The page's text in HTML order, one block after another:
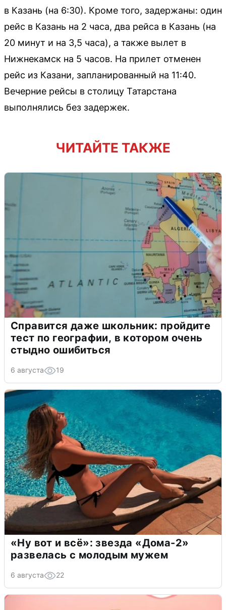
в Казань (на 6:30). Кроме того, задержаны: один
рейс в Казань на 2 часа, два рейса в Казань (на
20 минут и на 3,5 часа), а также вылет в
Нижнекамск на 5 часов. На прилет отменен
рейс из Казани, запланированный на 11:40.
Вечерние рейсы в столицу Татарстана
выполнялись без задержек.
ЧИТАЙТЕ ТАКЖЕ
Справится даже школьник: пройдите
тест по географии, в котором очень
стыдно ошибиться
6 августа 19
«Ну вот и всё»: звезда «Дома-2»
развелась с молодым мужем
6 августа 22